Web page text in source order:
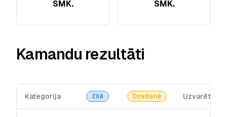
SMK. SMK.
Kamandu rezultāti
Kategorija Zilā Dzeltenā Uzvarētājs